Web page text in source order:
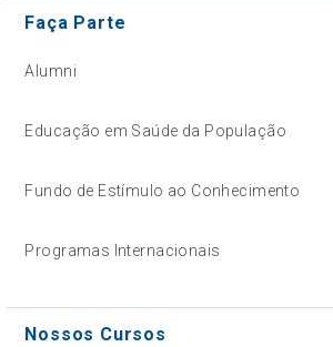
Faça Parte
Alumni
Educação em Saúde da População
Fundo de Estímulo ao Conhecimento
Programas Internacionais
Nossos Cursos